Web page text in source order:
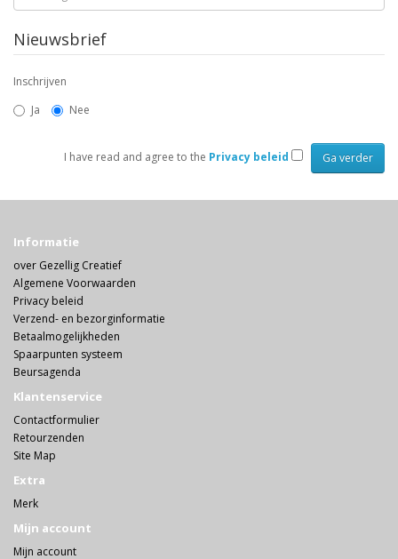
Nieuwsbrief
Inschrijven
Ja
Nee
I have read and agree to the Privacy beleid
Informatie
over Gezellig Creatief
Algemene Voorwaarden
Privacy beleid
Verzend- en bezorginformatie
Betaalmogelijkheden
Spaarpunten systeem
Beursagenda
Klantenservice
Contactformulier
Retourzenden
Site Map
Extra
Merk
Mijn account
Mijn account